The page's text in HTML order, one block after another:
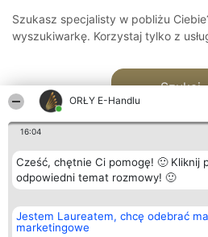
ORŁY E-Handlu
16:04
Cześć, chętnie Ci pomogę! 🙂 Kliknij
odpowiedni temat rozmowy! 🙂
Jestem Laureatem, chcę odebrać
marketingowe
Szukasz specjalisty w pobliżu
wyszukiwarkę. Korzystaj tylko z
Szukaj
Organizator plebiscytu
Bright Side Solutions sp. z o.
o. sp. k.
Plebiscyt
Laureaci